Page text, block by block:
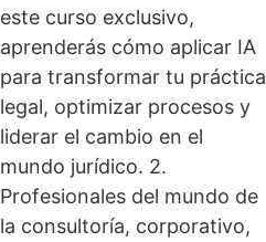
este curso exclusivo,
aprenderás cómo aplicar IA
para transformar tu práctica
legal, optimizar procesos y
liderar el cambio en el
mundo jurídico. 2.
Profesionales del mundo de
la consultoría, corporativo,